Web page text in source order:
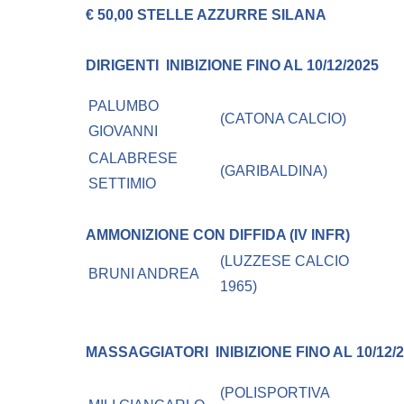
€ 50,00 STELLE AZZURRE SILANA
DIRIGENTI INIBIZIONE FINO AL 10/12/2025
PALUMBO
GIOVANNI
(CATONA CALCIO)
CALABRESE
SETTIMIO
(GARIBALDINA)
AMMONIZIONE CON DIFFIDA (IV INFR)
BRUNI ANDREA
(LUZZESE CALCIO
1965)
MASSAGGIATORI INIBIZIONE FINO AL 10/12/
(POLISPORTIVA